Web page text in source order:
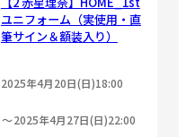
ユニフォーム（実使用・直
筆サイン＆額装入り）
2025年4月20日(日)18:00
2025年4月27日(日)22:00